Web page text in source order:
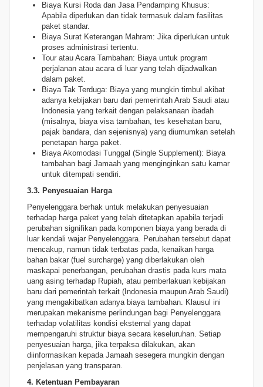
Biaya Kursi Roda dan Jasa Pendamping Khusus:
Apabila diperlukan dan tidak termasuk dalam fasilitas
paket standar.
Biaya Surat Keterangan Mahram: Jika diperlukan untuk
proses administrasi tertentu.
Tour atau Acara Tambahan: Biaya untuk program
perjalanan atau acara di luar yang telah dijadwalkan
dalam paket.
Biaya Tak Terduga: Biaya yang mungkin timbul akibat
adanya kebijakan baru dari pemerintah Arab Saudi atau
Indonesia yang terkait dengan pelaksanaan ibadah
(misalnya, biaya visa tambahan, tes kesehatan baru,
pajak bandara, dan sejenisnya) yang diumumkan setelah
penetapan harga paket.
Biaya Akomodasi Tunggal (Single Supplement): Biaya
tambahan bagi Jamaah yang menginginkan satu kamar
untuk ditempati sendiri.
3.3. Penyesuaian Harga
Penyelenggara berhak untuk melakukan penyesuaian
terhadap harga paket yang telah ditetapkan apabila terjadi
perubahan signifikan pada komponen biaya yang berada di
luar kendali wajar Penyelenggara. Perubahan tersebut dapat
mencakup, namun tidak terbatas pada, kenaikan harga
bahan bakar (fuel surcharge) yang diberlakukan oleh
maskapai penerbangan, perubahan drastis pada kurs mata
uang asing terhadap Rupiah, atau pemberlakuan kebijakan
baru dari pemerintah terkait (Indonesia maupun Arab Saudi)
yang mengakibatkan adanya biaya tambahan. Klausul ini
merupakan mekanisme perlindungan bagi Penyelenggara
terhadap volatilitas kondisi eksternal yang dapat
mempengaruhi struktur biaya secara keseluruhan. Setiap
penyesuaian harga, jika terpaksa dilakukan, akan
diinformasikan kepada Jamaah sesegera mungkin dengan
penjelasan yang transparan.
4. Ketentuan Pembayaran